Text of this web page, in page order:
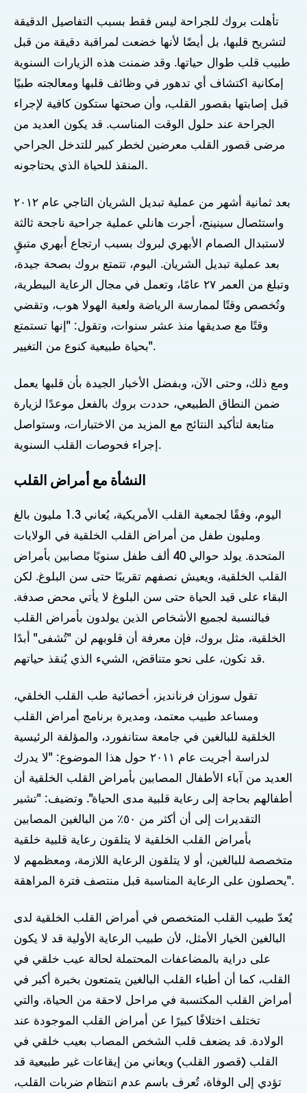
تأهلت بروك للجراحة ليس فقط بسبب التفاصيل الدقيقة
لتشريح قلبها، بل أيضًا لأنها خضعت لمراقبة دقيقة من قبل
طبيب قلب طوال حياتها. وقد ضمنت هذه الزيارات السنوية
إمكانية اكتشاف أي تدهور في وظائف قلبها ومعالجته طبيًا
قبل إصابتها بقصور القلب، وأن صحتها ستكون كافية لإجراء
الجراحة عند حلول الوقت المناسب. قد يكون العديد من
مرضى قصور القلب معرضين لخطر كبير للتدخل الجراحي
المنقذ للحياة الذي يحتاجونه.
بعد ثمانية أشهر من عملية تبديل الشريان التاجي عام ٢٠١٢
واستئصال سينينج، أجرت هانلي عملية جراحية ناجحة ثالثة
لاستبدال الصمام الأبهري لبروك بسبب ارتجاع أبهري متبقٍ
بعد عملية تبديل الشريان. اليوم، تتمتع بروك بصحة جيدة،
وتبلغ من العمر ٢٧ عامًا، وتعمل في مجال الرعاية البيطرية،
وتُخصص وقتًا لممارسة الرياضة ولعبة الهولا هوب، وتقضي
وقتًا مع صديقها منذ عشر سنوات، وتقول: "إنها تستمتع
بحياة طبيعية كنوع من التغيير".
ومع ذلك، وحتى الآن، وبفضل الأخبار الجيدة بأن قلبها يعمل
ضمن النطاق الطبيعي، حددت بروك بالفعل موعدًا لزيارة
متابعة لتأكيد النتائج مع المزيد من الاختبارات، وستواصل
إجراء فحوصات القلب السنوية.
اليوم، وفقًا لجمعية القلب الأمريكية، يُعاني 1.3 مليون بالغ
ومليون طفل من أمراض القلب الخلقية في الولايات
المتحدة. يولد حوالي 40 ألف طفل سنويًا مصابين بأمراض
القلب الخلقية، ويعيش نصفهم تقريبًا حتى سن البلوغ. لكن
البقاء على قيد الحياة حتى سن البلوغ لا يأتي محض صدفة.
فبالنسبة لجميع الأشخاص الذين يولدون بأمراض القلب
الخلقية، مثل بروك، فإن معرفة أن قلوبهم لن "تُشفى" أبدًا
قد تكون، على نحو متناقض، الشيء الذي يُنقذ حياتهم.
تقول سوزان فرنانديز، أخصائية طب القلب الخلقي،
ومساعد طبيب معتمد، ومديرة برنامج أمراض القلب
الخلقية للبالغين في جامعة ستانفورد، والمؤلفة الرئيسية
لدراسة أجريت عام ٢٠١١ حول هذا الموضوع: "لا يدرك
العديد من آباء الأطفال المصابين بأمراض القلب الخلقية أن
أطفالهم بحاجة إلى رعاية قلبية مدى الحياة". وتضيف: "تشير
التقديرات إلى أن أكثر من ٥٠٪ من البالغين المصابين
بأمراض القلب الخلقية لا يتلقون رعاية قلبية خلقية
متخصصة للبالغين، أو لا يتلقون الرعاية اللازمة، ومعظمهم لا
يحصلون على الرعاية المناسبة قبل منتصف فترة المراهقة".
يُعدّ طبيب القلب المتخصص في أمراض القلب الخلقية لدى
البالغين الخيار الأمثل، لأن طبيب الرعاية الأولية قد لا يكون
على دراية بالمضاعفات المحتملة لحالة عيب خلقي في
القلب، كما أن أطباء القلب البالغين يتمتعون بخبرة أكبر في
أمراض القلب المكتسبة في مراحل لاحقة من الحياة، والتي
تختلف اختلافًا كبيرًا عن أمراض القلب الموجودة عند
الولادة. قد يضعف قلب الشخص المصاب بعيب خلقي في
القلب (قصور القلب) ويعاني من إيقاعات غير طبيعية قد
تؤدي إلى الوفاة، تُعرف باسم عدم انتظام ضربات القلب،